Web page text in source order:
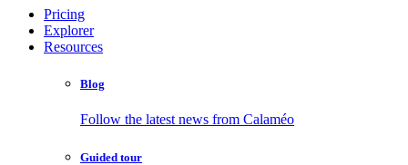
Pricing
Explorer
Resources
Blog
Follow the latest news from Calaméo
Guided tour